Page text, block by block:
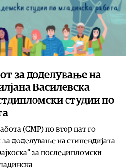
за доделување на
Василевска
студии по
(СМР) по втор пат го
доделување на стипендијата
за последипломски